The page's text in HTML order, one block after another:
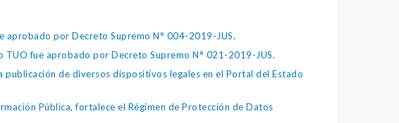
aprobado por Decreto Supremo N° 004-2019-JUS.
TUO fue aprobado por Decreto Supremo N° 021-2019-JUS.
de diversos dispositivos legales en el Portal del Estado
Pública, fortalece el Régimen de Protección de Datos